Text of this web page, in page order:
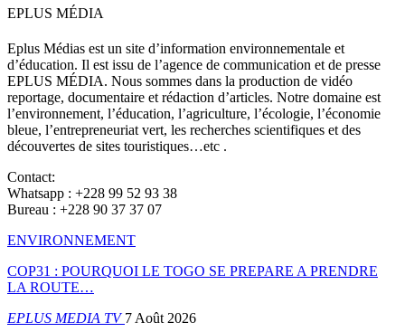
EPLUS MÉDIA
Eplus Médias est un site d’information environnementale et
d’éducation. Il est issu de l’agence de communication et de presse
EPLUS MÉDIA. Nous sommes dans la production de vidéo
reportage, documentaire et rédaction d’articles. Notre domaine est
l’environnement, l’éducation, l’agriculture, l’écologie, l’économie
bleue, l’entrepreneuriat vert, les recherches scientifiques et des
découvertes de sites touristiques…etc .
Contact:
Whatsapp : +228 99 52 93 38
Bureau : +228 90 37 37 07
ENVIRONNEMENT
COP31 : POURQUOI LE TOGO SE PREPARE A PRENDRE
LA ROUTE…
EPLUS MEDIA TV7 Août 2026